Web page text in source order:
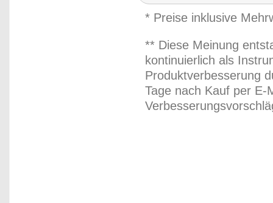
* Preise inklusive
** Diese Meinung
kontinuierlich als
Produktverbesserung
Tage nach Kauf per E-